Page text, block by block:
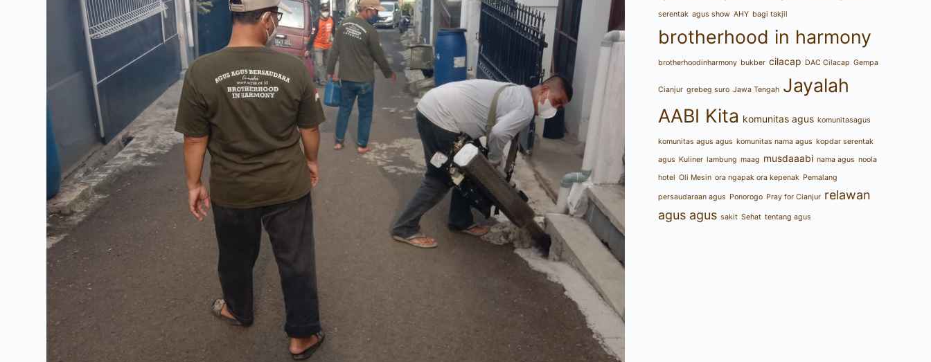
serentak agus show AHY bagi takjil
brotherhood in harmony
brotherhoodinharmony bukber cilacap DAC Cilacap Gempa
Cianjur grebeg suro Jawa Tengah Jayalah
AABI Kita komunitas agus komunitasagus
komunitas agus agus komunitas nama agus kopdar serentak
agus Kuliner lambung maag musdaaabi nama agus noola
hotel Oli Mesin ora ngapak ora kepenak Pemalang
persaudaraan agus Ponorogo Pray for Cianjur relawan
agus agus sakit Sehat tentang agus